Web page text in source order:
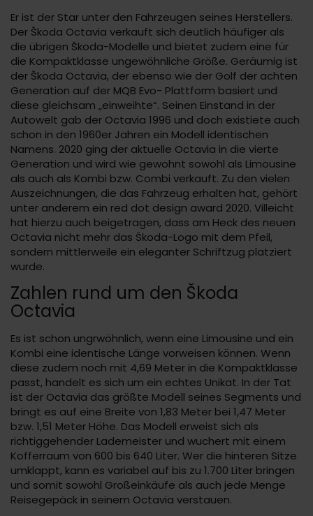
Er ist der Star unter den Fahrzeugen seines Herstellers.
Der Škoda Octavia verkauft sich deutlich häufiger als
die übrigen Škoda-Modelle und bietet zudem eine für
die Kompaktklasse ungewöhnliche Größe. Geräumig ist
der Škoda Octavia, der ebenso wie der Golf der achten
Generation auf der MQB Evo- Plattform basiert und
diese gleichsam „einweihte“. Seinen Einstand in der
Autowelt gab der Octavia 1996 und doch existiete auch
schon in den 1960er Jahren ein Modell identischen
Namens. 2020 ging der aktuelle Octavia in die vierte
Generation und wird wie gewohnt sowohl als Limousine
als auch als Kombi bzw. Combi verkauft. Zu den vielen
Auszeichnungen, die das Fahrzeug erhalten hat, gehört
unter anderem ein red dot design award 2020. Villeicht
hat hierzu auch beigetragen, dass am Heck des neuen
Octavia nicht mehr das Škoda-Logo mit dem Pfeil,
sondern mittlerweile ein eleganter Schriftzug platziert
wurde.
Zahlen rund um den Škoda
Octavia
Es ist schon ungrwöhnlich, wenn eine Limousine und ein
Kombi eine identische Länge vorweisen können. Wenn
diese zudem noch mit 4,69 Meter in die Kompaktklasse
passt, handelt es sich um ein echtes Unikat. In der Tat
ist der Octavia das größte Modell seines Segments und
bringt es auf eine Breite von 1,83 Meter bei 1,47 Meter
bzw. 1,51 Meter Höhe. Das Modell erweist sich als
richtiggehender Lademeister und wuchert mit einem
Kofferraum von 600 bis 640 Liter. Wer die hinteren Sitze
umklappt, kann es variabel auf bis zu 1.700 Liter bringen
und somit sowohl Großeinkäufe als auch jede Menge
Reisegepäck in seinem Octavia verstauen.